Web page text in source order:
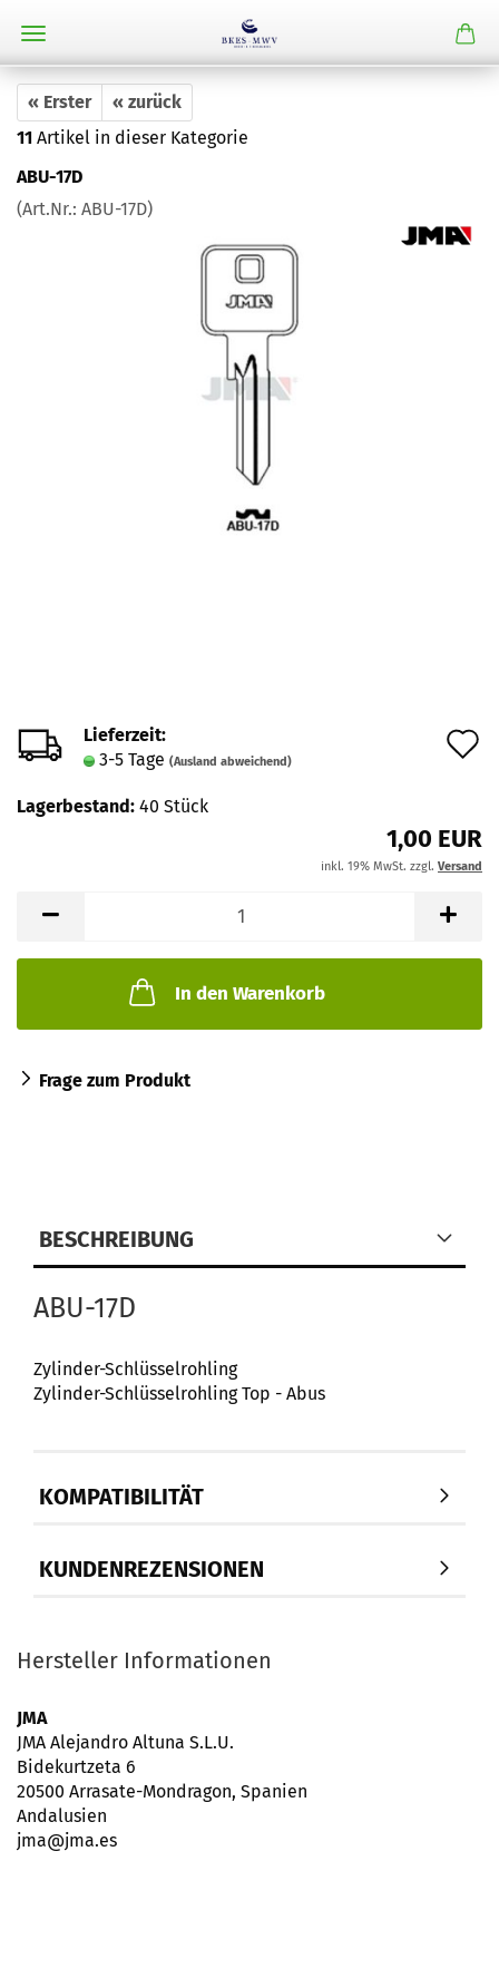
« Erster
« zurück
11 Artikel in dieser Kategorie
ABU-17D
(Art.Nr.: ABU-17D)
Lieferzeit:
3-5 Tage (Ausland abweichend)
Lagerbestand: 40 Stück
1,00 EUR
inkl. 19% MwSt. zzgl. Versand
In den Warenkorb
Frage zum Produkt
BESCHREIBUNG
ABU-17D
Zylinder-Schlüsselrohling
Zylinder-Schlüsselrohling Top - Abus
KOMPATIBILITÄT
KUNDENREZENSIONEN
Hersteller Informationen
JMA
JMA Alejandro Altuna S.L.U.
Bidekurtzeta 6
20500 Arrasate-Mondragon, Spanien
Andalusien
jma@jma.es